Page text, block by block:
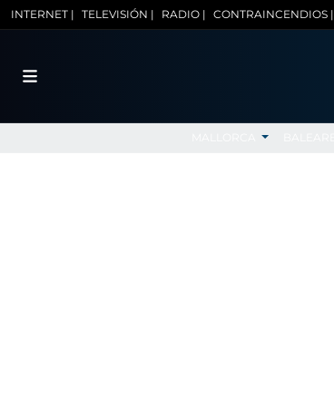
INTERNET | TELEVISIÓN | RADIO | CONTRAINCENDIOS |